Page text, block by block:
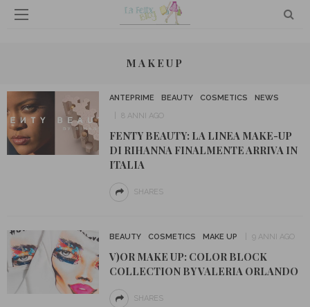
MAKEUP
ANTEPRIME BEAUTY COSMETICS
NEWS
8 ANNI AGO
FENTY BEAUTY: LA LINEA MAKE-UP
DI RIHANNA FINALMENTE ARRIVA IN
ITALIA
SHARES
BEAUTY COSMETICS MAKE UP 9 ANNI AGO
V)OR MAKE UP: COLOR BLOCK
COLLECTION BY VALERIA ORLANDO
SHARES